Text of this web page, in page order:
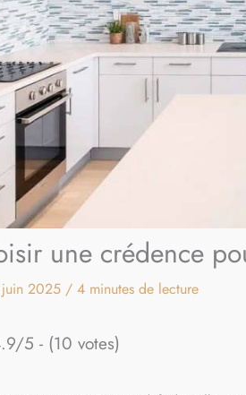
une crédence
2025 / 4 minutes de lecture
5 - (10 votes)